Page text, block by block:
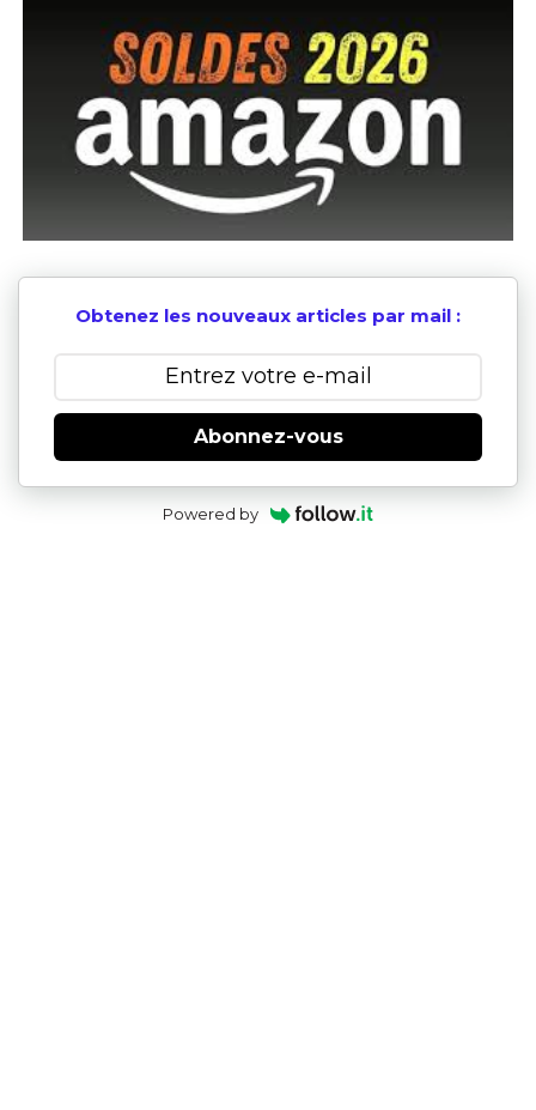
Obtenez les nouveaux articles par mail :
Abonnez-vous
Powered by